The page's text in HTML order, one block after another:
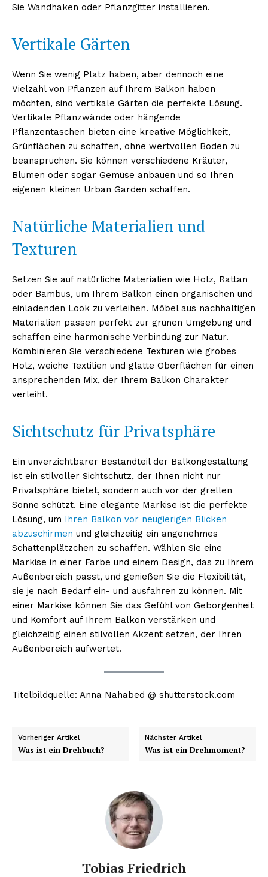
Sie Wandhaken oder Pflanzgitter installieren.
Vertikale Gärten
Wenn Sie wenig Platz haben, aber dennoch eine
Vielzahl von Pflanzen auf Ihrem Balkon haben
möchten, sind vertikale Gärten die perfekte Lösung.
Vertikale Pflanzwände oder hängende
Pflanzentaschen bieten eine kreative Möglichkeit,
Grünflächen zu schaffen, ohne wertvollen Boden zu
beanspruchen. Sie können verschiedene Kräuter,
Blumen oder sogar Gemüse anbauen und so Ihren
eigenen kleinen Urban Garden schaffen.
Natürliche Materialien und
Texturen
Setzen Sie auf natürliche Materialien wie Holz, Rattan
oder Bambus, um Ihrem Balkon einen organischen und
einladenden Look zu verleihen. Möbel aus nachhaltigen
Materialien passen perfekt zur grünen Umgebung und
schaffen eine harmonische Verbindung zur Natur.
Kombinieren Sie verschiedene Texturen wie grobes
Holz, weiche Textilien und glatte Oberflächen für einen
ansprechenden Mix, der Ihrem Balkon Charakter
verleiht.
Sichtschutz für Privatsphäre
Ein unverzichtbarer Bestandteil der Balkongestaltung
ist ein stilvoller Sichtschutz, der Ihnen nicht nur
Privatsphäre bietet, sondern auch vor der grellen
Sonne schützt. Eine elegante Markise ist die perfekte
Lösung, um Ihren Balkon vor neugierigen Blicken
abzuschirmen und gleichzeitig ein angenehmes
Schattenplätzchen zu schaffen. Wählen Sie eine
Markise in einer Farbe und einem Design, das zu Ihrem
Außenbereich passt, und genießen Sie die Flexibilität,
sie je nach Bedarf ein- und ausfahren zu können. Mit
einer Markise können Sie das Gefühl von Geborgenheit
und Komfort auf Ihrem Balkon verstärken und
gleichzeitig einen stilvollen Akzent setzen, der Ihren
Außenbereich aufwertet.
Titelbildquelle: Anna Nahabed @ shutterstock.com
Vorheriger Artikel
Was ist ein Drehbuch?
Nächster Artikel
Was ist ein Drehmoment?
Tobias Friedrich